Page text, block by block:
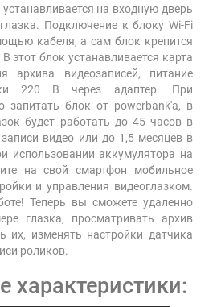
на входную дверь
Подключение к блоку Wi-Fi
кабеля, а сам блок крепится
этот блок устанавливается карта
архива видеозаписей, питание
220 В через адаптер. При
запитать блок от powerbank'a, в
будет работать до 45 часов в
видео или до 1,5 месяцев в
использовании аккумулятора на
на свой смартфон мобильное
и управления видеоглазком.
Теперь вы сможете удаленно
глазка, просматривать архив
их, изменять настройки датчика
роликов.
характеристики: